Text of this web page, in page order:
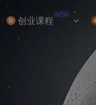
创业课程 NEW